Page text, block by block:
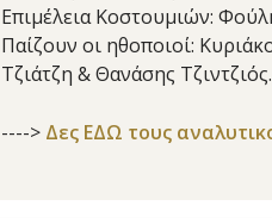
Επιμέλεια Κοστουμιών:
Παίζουν οι ηθοποιοί:
Τζιάτζη & Θανάσης Τζιντζιός.
----> Δες ΕΔΩ τους